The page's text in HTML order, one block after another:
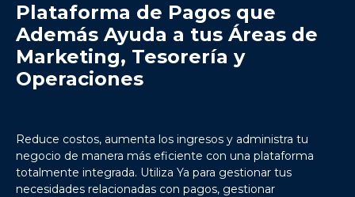
Plataforma de Pagos que
Además Ayuda a tus Áreas de
Marketing, Tesorería y
Operaciones
Reduce costos, aumenta los ingresos y administra tu
negocio de manera más eficiente con una plataforma
totalmente integrada. Utiliza Ya para gestionar tus
necesidades relacionadas con pagos, gestionar